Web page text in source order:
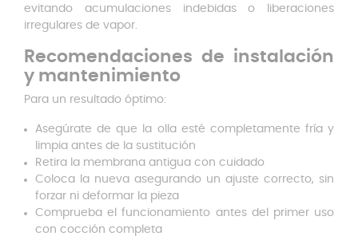
evitando acumulaciones indebidas o liberaciones
irregulares de vapor.
Recomendaciones de instalación
y mantenimiento
Para un resultado óptimo:
Asegúrate de que la olla esté completamente fría y
limpia antes de la sustitución
Retira la membrana antigua con cuidado
Coloca la nueva asegurando un ajuste correcto, sin
forzar ni deformar la pieza
Comprueba el funcionamiento antes del primer uso
con cocción completa